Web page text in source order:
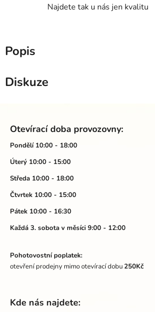
Najdete tak u nás jen kvalitu
Popis
Diskuze
Otevírací doba provozovny:
Pondělí 10:00 - 18:00
Úterý 10:00 - 15:00
Středa 10:00 - 18:00
Čtvrtek 10:00 - 15:00
Pátek 10:00 - 16:30
Každá 3. sobota v měsíci 9:00 - 12:00
Pohotovostní poplatek:
otevření prodejny mimo otevírací dobu250Kč
Kde nás najdete: